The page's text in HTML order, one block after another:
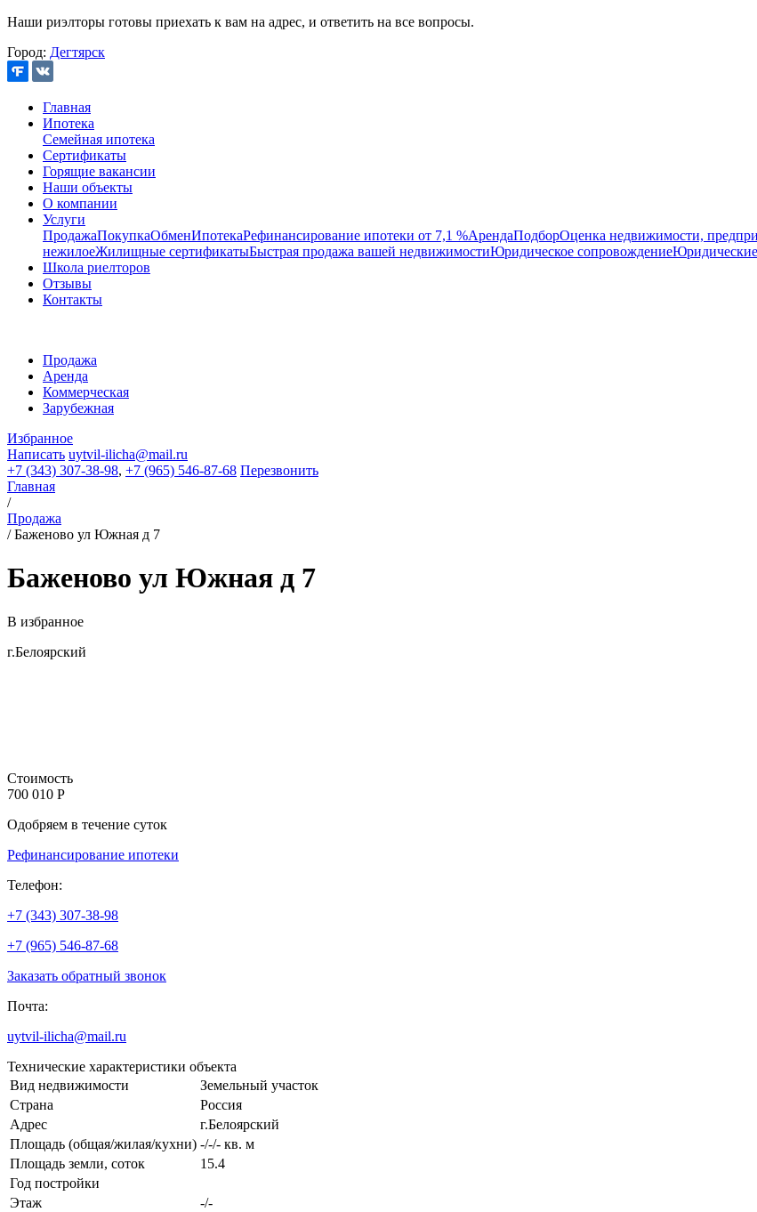
Наши риэлторы готовы приехать к вам на адрес, и ответить на все вопросы.
Город: Дегтярск
Главная
Ипотека
Семейная ипотека
Сертификаты
Горящие вакансии
Наши объекты
О компании
Услуги
ПродажаПокупкаОбменИпотекаРефинансирование ипотеки от 7,1 %АрендаПодборОценка недвижимости,
нежилоеЖилищные сертификатыБыстрая продажа вашей недвижимостиЮридическое сопровождение
Школа риелторов
Отзывы
Контакты
Продажа
Аренда
Коммерческая
Зарубежная
Избранное
Написать uytvil-ilicha@mail.ru
+7 (343) 307-38-98, +7 (965) 546-87-68 Перезвонить
Главная
/
Продажа
/Баженово ул Южная д 7
Баженово ул Южная д 7
В избранное
г.Белоярский
Стоимость
700 010 Р
Одобряем в течение суток
Рефинансирование ипотеки
Телефон:
+7 (343) 307-38-98
+7 (965) 546-87-68
Заказать обратный звонок
Почта:
uytvil-ilicha@mail.ru
Технические характеристики объекта
Вид недвижимости
Земельный участок
Страна
Россия
Адрес
г.Белоярский
Площадь (общая/жилая/кухни) -/-/- кв. м
Площадь земли, соток
15.4
Год постройки
Этаж
-/-